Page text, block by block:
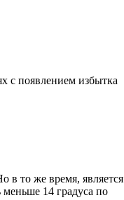
с появлением избытка
в то же время, является
14 градуса по